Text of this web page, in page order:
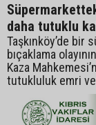
daha tutuklu
Taşkınköy’de bir
bıçaklama
Kaza
tutukluluk emri